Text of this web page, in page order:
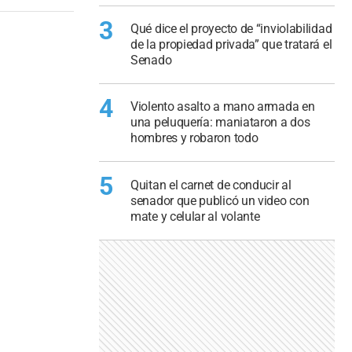
3
Qué dice el proyecto de “inviolabilidad
de la propiedad privada” que tratará el
Senado
4
Violento asalto a mano armada en
una peluquería: maniataron a dos
hombres y robaron todo
5
Quitan el carnet de conducir al
senador que publicó un video con
mate y celular al volante